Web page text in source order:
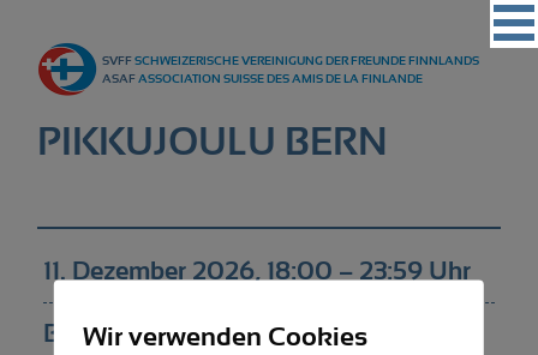
PIKKUJOULU BERN
SVFFSCHWEIZERISCHE VEREINIGUNG DER FREUNDE FINNLANDS
ASAFASSOCIATION SUISSE DES AMIS DE LA FINLANDE
Regionalgruppen
Events
Partner
Magazin
11. Dezember 2026, 18:00 – 23:59 Uhr
Bewegung Plus Bern, Pavillonweg 13,
Wir verwenden Cookies